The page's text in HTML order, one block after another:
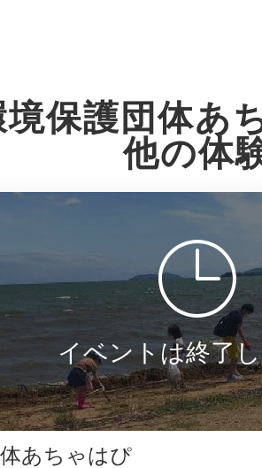
境保護団体あ
他の体
イベントは終了
あちゃはぴ